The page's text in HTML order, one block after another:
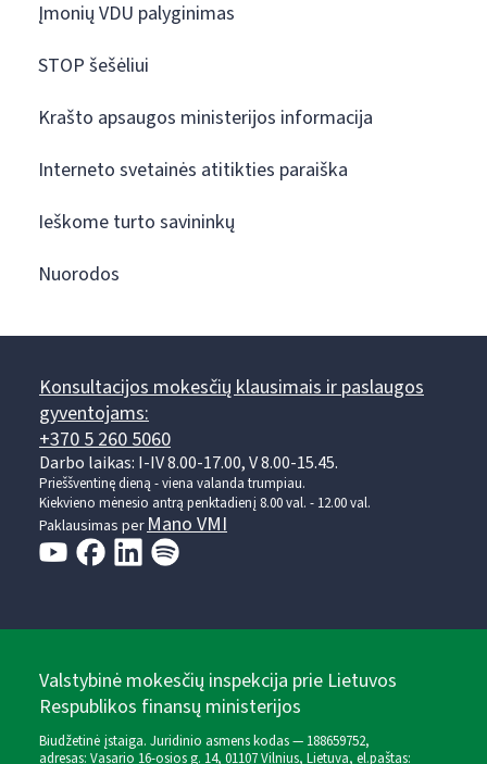
Įmonių VDU palyginimas
STOP šešėliui
Krašto apsaugos ministerijos informacija
Interneto svetainės atitikties paraiška
Ieškome turto savininkų
Nuorodos
Konsultacijos mokesčių klausimais ir paslaugos
gyventojams:
+370 5 260 5060
Darbo laikas: I-IV 8.00-17.00, V 8.00-15.45.
Prieššventinę dieną - viena valanda trumpiau.
Kiekvieno mėnesio antrą penktadienį 8.00 val. - 12.00 val.
Paklausimas perMano VMI
Valstybinė mokesčių inspekcija prie Lietuvos
Respublikos finansų ministerijos
Biudžetinė įstaiga. Juridinio asmens kodas — 188659752,
adresas: Vasario 16-osios g. 14, 01107 Vilnius, Lietuva, el.paštas: